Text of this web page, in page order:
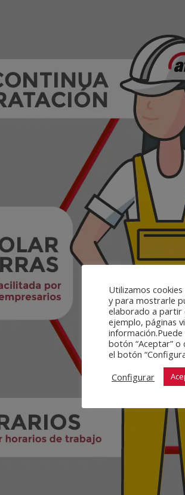
Utilizamos
y para mostrarle
elaborado a partir
ejemplo, páginas
botón “Aceptar”
el botón
Configurar